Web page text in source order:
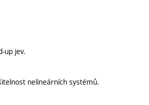
up jev.
nelineárních systémů.